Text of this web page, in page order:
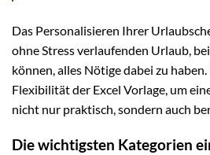
Das Personalisieren Ihrer
ohne Stress verlaufenden Urlaub,
können, alles Nötige dabei zu
Flexibilität der Excel Vorlage, um
nicht nur praktisch, sondern auch
Die wichtigsten Kategorien